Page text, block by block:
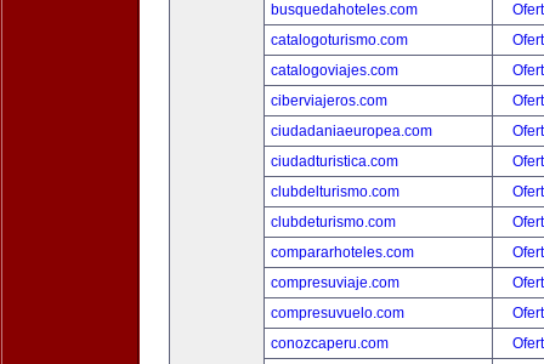
busquedahoteles.com
catalogoturismo.com
catalogoviajes.com
ciberviajeros.com
ciudadaniaeuropea.com
ciudadturistica.com
clubdelturismo.com
clubdeturismo.com
compararhoteles.com
compresuviaje.com
compresuvuelo.com
conozcaperu.com